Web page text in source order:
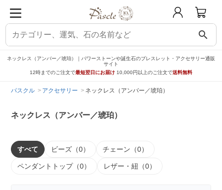
search
ネックレス（アンバー／琥珀）｜パワーストーンや誕生石のブレスレット・アクセサリー通販
サイト
12時までのご注文で最短翌日にお届け 10,000円以上のご注文で送料無料
パスクル アクセサリー ネックレス（アンバー／琥珀）
ネックレス（アンバー／琥珀）
すべて ビーズ（0） チェーン（0）
ペンダントトップ（0） レザー・紐（0）